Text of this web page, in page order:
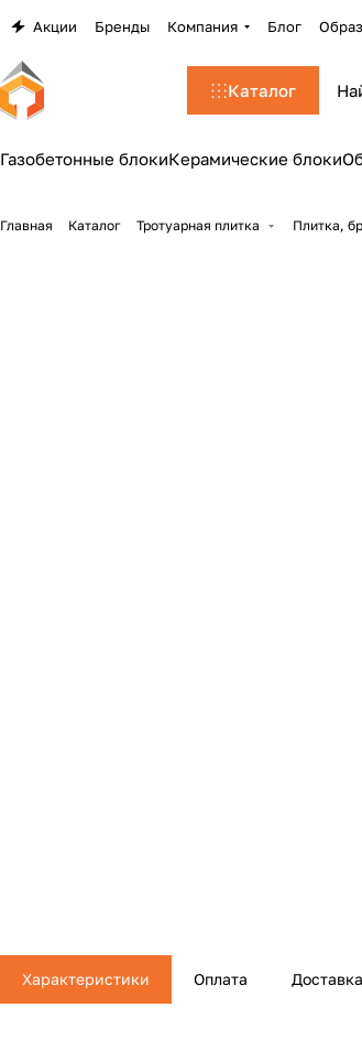
Акции Бренды Компания Блог
Каталог
Газобетонные блокиКерамические блоки
Главная Каталог Тротуарная плитка Плитка,
Характеристики Оплата Доставка